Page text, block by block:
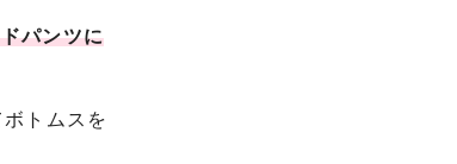
パンツに
トムスを